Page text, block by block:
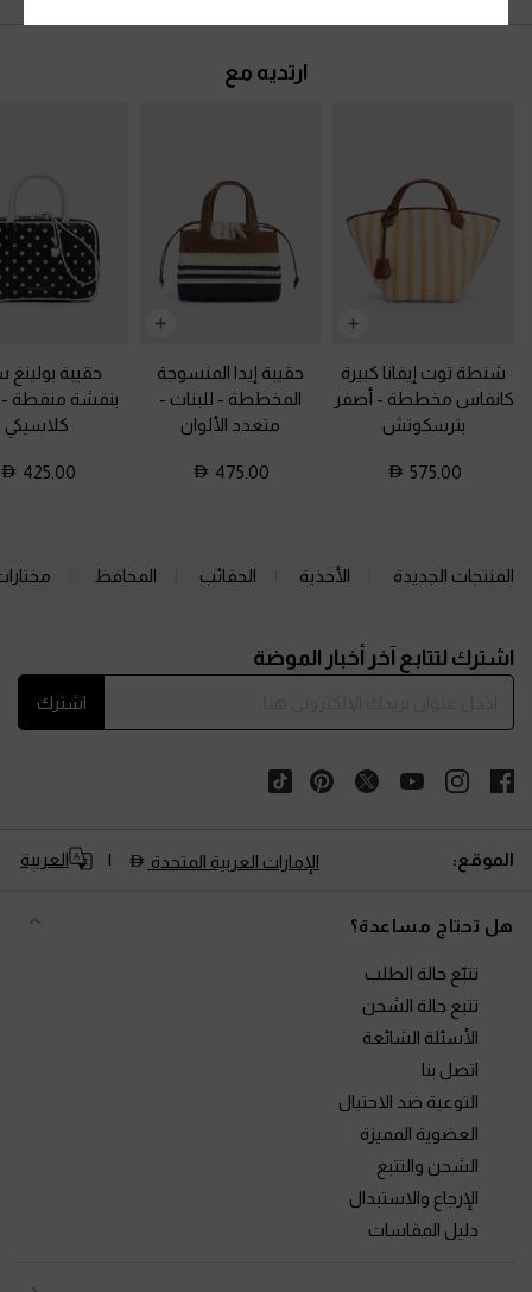
ارتديه مع
شنطة توت إيفانا كبيرة
كانفاس مخططة - أصفر
بترسكوتش
575.00
حقيبة إيدا المنسوجة
المخططة - للبنات -
متعدد الألوان
475.00
حقيبة بولينغ
بنقشة منقطة
كلاسيكي
425.00
المنتجات الجديدة الأحذية الحقائب المحافظ
اشترك لتتابع آخر أخبار الموضة
اشترك
الموقع: الإمارات العربية المتحدة العربية
هل تحتاج مساعدة؟
تتبّع حالة الطلب
تتبع حالة الشحن
الأسئلة الشائعة
اتصل بنا
التوعية ضد الاحتيال
العضوية المميزة
الشحن والتتبع
الإرجاع والاستبدال
دليل المقاسات